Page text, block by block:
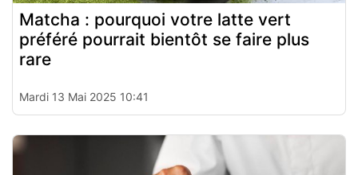
Matcha : pourquoi votre latte vert
préféré pourrait bientôt se faire plus
rare
Mardi 13 Mai 2025 10:41